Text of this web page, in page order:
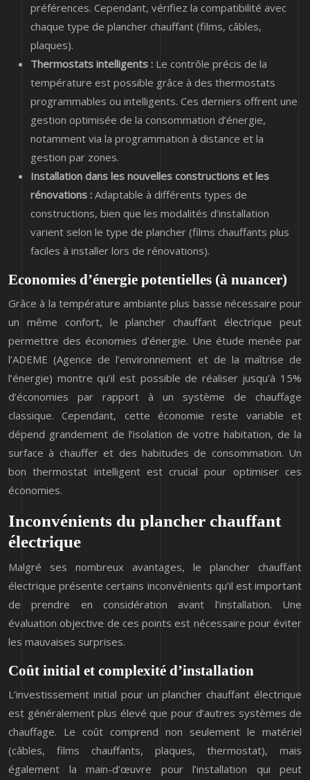
préférences. Cependant, vérifiez la compatibilité avec
chaque type de plancher chauffant (films, câbles,
plaques).
Thermostats intelligents : Le contrôle précis de la
température est possible grâce à des thermostats
programmables ou intelligents. Ces derniers offrent une
gestion optimisée de la consommation d’énergie,
notamment via la programmation à distance et la
gestion par zones.
Installation dans les nouvelles constructions et les
rénovations : Adaptable à différents types de
constructions, bien que les modalités d’installation
varient selon le type de plancher (films chauffants plus
faciles à installer lors de rénovations).
Economies d’énergie potentielles (à nuancer)
Grâce à la température ambiante plus basse nécessaire pour
un même confort, le plancher chauffant électrique peut
permettre des économies d’énergie. Une étude menée par
l’ADEME (Agence de l’environnement et de la maîtrise de
l’énergie) montre qu’il est possible de réaliser jusqu’à 15%
d’économies par rapport à un système de chauffage
classique. Cependant, cette économie reste variable et
dépend grandement de l’isolation de votre habitation, de la
surface à chauffer et des habitudes de consommation. Un
bon thermostat intelligent est crucial pour optimiser ces
économies.
Inconvénients du plancher chauffant
électrique
Malgré ses nombreux avantages, le plancher chauffant
électrique présente certains inconvénients qu’il est important
de prendre en considération avant l’installation. Une
évaluation objective de ces points est nécessaire pour éviter
les mauvaises surprises.
Coût initial et complexité d’installation
L’investissement initial pour un plancher chauffant électrique
est généralement plus élevé que pour d’autres systèmes de
chauffage. Le coût comprend non seulement le matériel
(câbles, films chauffants, plaques, thermostat), mais
également la main-d’œuvre pour l’installation qui peut